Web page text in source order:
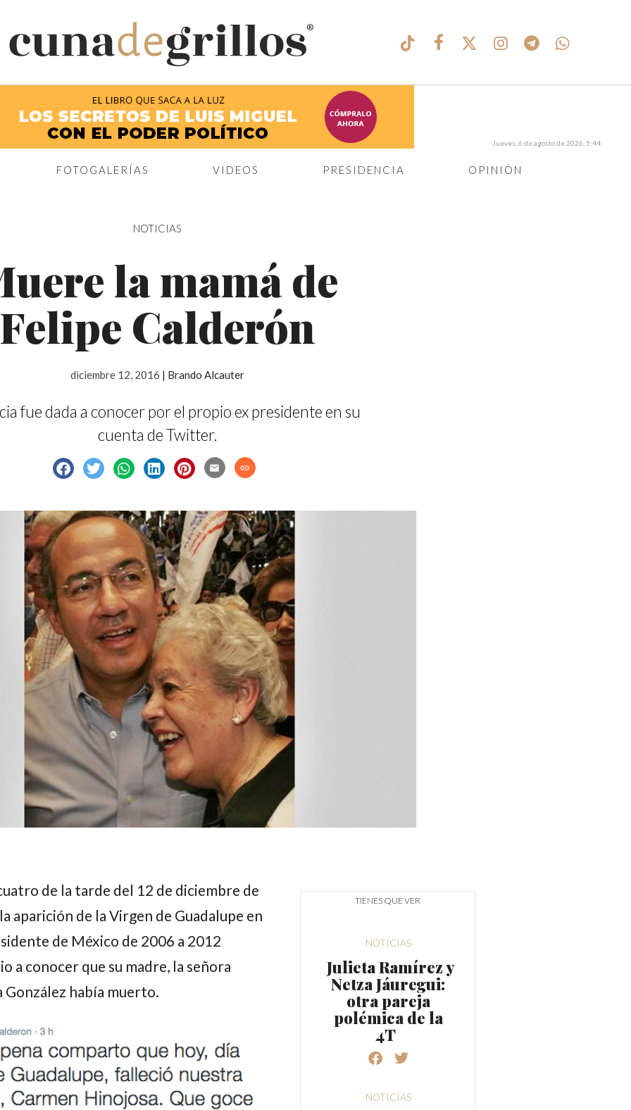
®
FOTOGALERÍAS VIDEOS PRESIDENCIA OPINIÓN
Jueves, 6 de agosto de 2026, 5:44
NOTICIAS
la mamá de
Felipe Calderón
diciembre 12, 2016 | Brando Alcauter
fue dada a conocer por el propio ex presidente en su
cuenta de Twitter.
email link
de la tarde del 12 de diciembre de
aparición de la Virgen de Guadalupe en
de México de 2006 a 2012
a conocer que su madre, la señora
había muerto.
TIENES QUE VER
NOTICIAS
Julieta Ramírez y
Netza Jáuregui:
otra pareja
polémica de la
4T
NOTICIAS